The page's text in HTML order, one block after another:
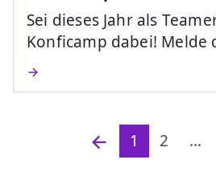
Sei dieses Jahr als
Konficamp dabei! Melde
1 2 ...